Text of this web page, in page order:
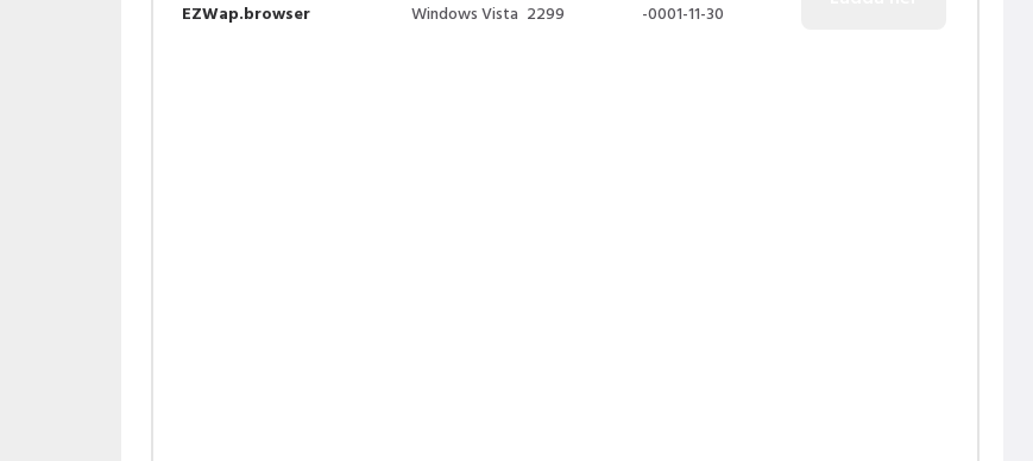
EZWap.browser Windows Vista 2299 -0001-11-30